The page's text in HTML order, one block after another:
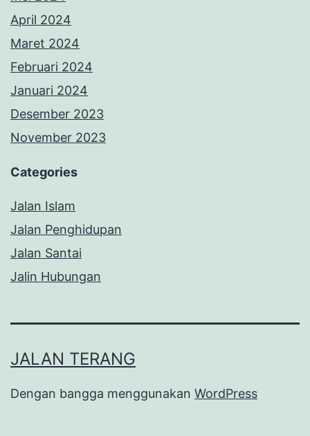
April 2024
Maret 2024
Februari 2024
Januari 2024
Desember 2023
November 2023
Categories
Jalan Islam
Jalan Penghidupan
Jalan Santai
Jalin Hubungan
JALAN TERANG
Dengan bangga menggunakan WordPress